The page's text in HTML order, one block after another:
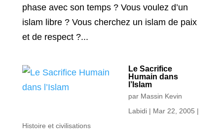
phase avec son temps ? Vous voulez d’un
islam libre ? Vous cherchez un islam de paix
et de respect ?...
Le Sacrifice
Humain dans
l’Islam
par Massin Kevin
Labidi| Mar 22, 2005 |
Histoire et civilisations